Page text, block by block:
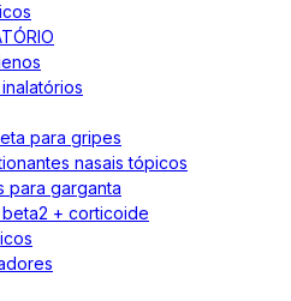
para gripes
nasais tópicos
para garganta
+ corticoide